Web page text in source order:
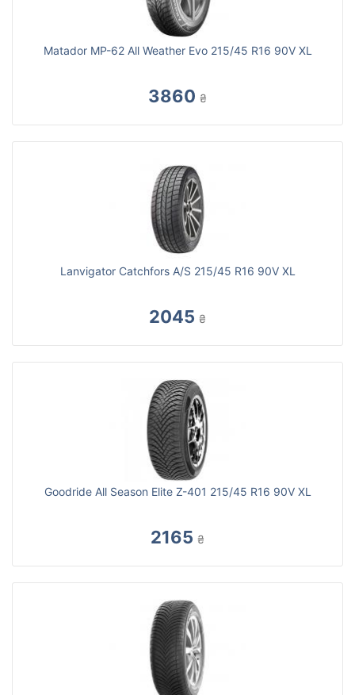
Matador MP-62 All Weather Evo 215/45 R16 90V XL
3860 ₴
Lanvigator Catchfors A/S 215/45 R16 90V XL
2045 ₴
Goodride All Season Elite Z-401 215/45 R16 90V XL
2165 ₴